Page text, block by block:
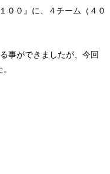
００』に、４チーム（４０
事ができましたが、今回